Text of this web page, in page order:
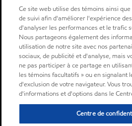
Ce site web utilise des témoins ainsi
de suivi afin d'améliorer l'expérience
d'analyser les performances et le trafic
Nous partageons également des
utilisation de notre site avec nos
sociaux, de publicité et d'analyse, mais
ne pas participer à ce partage en
les témoins facultatifs » ou en signalant
d'exclusion de votre navigateur. Vous
d'informations et d'options dans le
Centre de